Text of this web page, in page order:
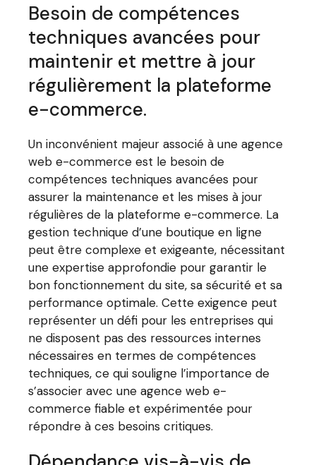
Besoin de compétences
techniques avancées pour
maintenir et mettre à jour
régulièrement la plateforme
e-commerce.
Un inconvénient majeur associé à une agence
web e-commerce est le besoin de
compétences techniques avancées pour
assurer la maintenance et les mises à jour
régulières de la plateforme e-commerce. La
gestion technique d’une boutique en ligne
peut être complexe et exigeante, nécessitant
une expertise approfondie pour garantir le
bon fonctionnement du site, sa sécurité et sa
performance optimale. Cette exigence peut
représenter un défi pour les entreprises qui
ne disposent pas des ressources internes
nécessaires en termes de compétences
techniques, ce qui souligne l’importance de
s’associer avec une agence web e-
commerce fiable et expérimentée pour
répondre à ces besoins critiques.